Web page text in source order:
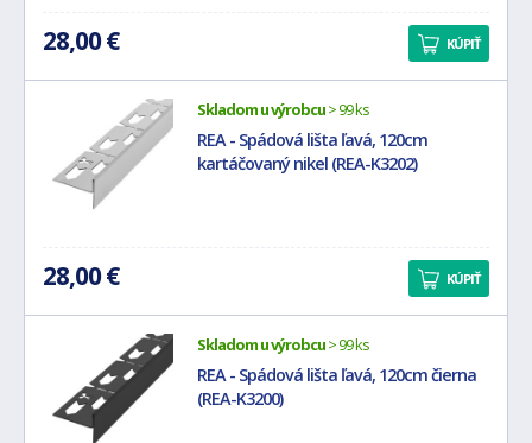
28,00 € KÚPIŤ
Skladom u výrobcu> 99 ks
REA - Spádová lišta ľavá, 120cm
kartáčovaný nikel (REA-K3202)
28,00 € KÚPIŤ
Skladom u výrobcu> 99 ks
REA - Spádová lišta ľavá, 120cm čierna
(REA-K3200)